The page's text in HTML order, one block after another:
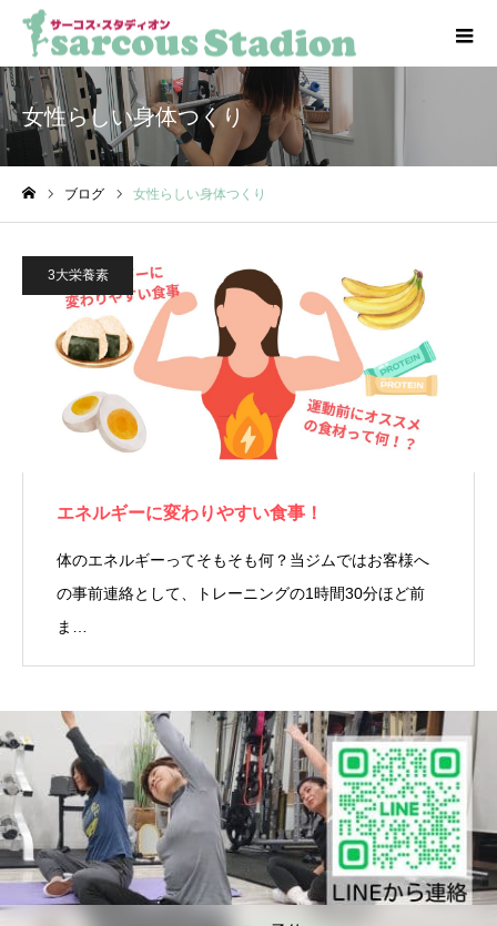
女性らしい身体つくり
ブログ 女性らしい身体つくり
3大栄養素
エネルギーに変わりやすい食事！
体のエネルギーってそもそも何？当ジムではお客様へ
の事前連絡として、トレーニングの1時間30分ほど前
ま…